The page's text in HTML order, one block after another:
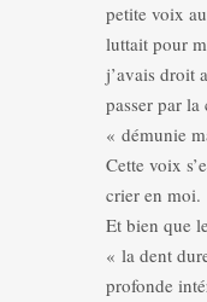
petite voix
luttait pour
j’avais droit
passer par
« démunie
Cette voix
crier en moi.
Et bien que
« la dent
profonde